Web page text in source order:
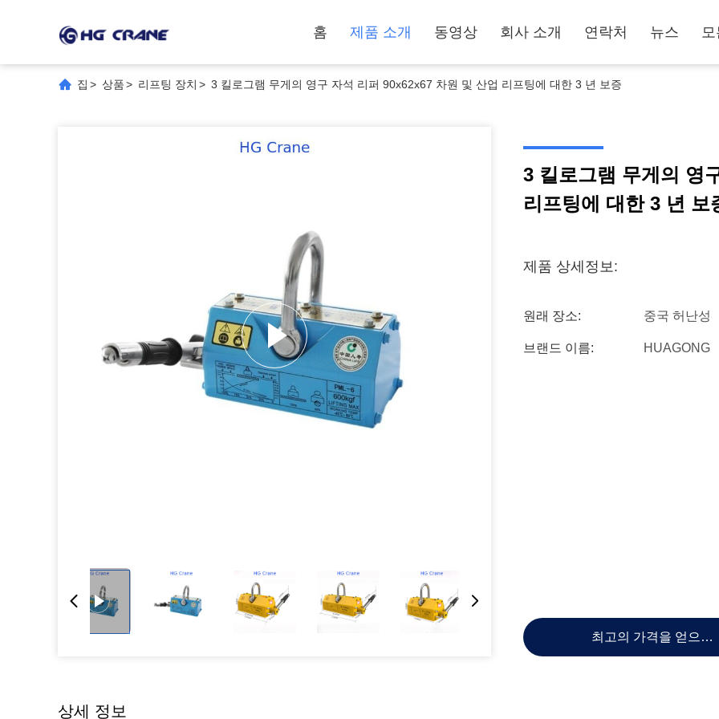
홈 제품 소개 동영상 회사 소개 연락처 뉴스
집 > 상품> 리프팅 장치 > 3 킬로그램 무게의 영구 자석 리퍼 90x62x67 차원 및 산업 리프팅에 대한 3 년 보증
3 킬로그램 무게의 영
리프팅에 대한 3 년 보
제품 상세정보:
원래 장소: 중국 허난성
브랜드 이름: HUAGONG
최고의 가격을 얻으십
상세 정보